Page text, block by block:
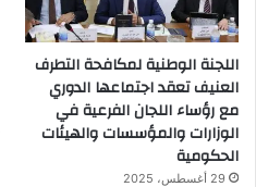
اللجنة الوطنية لمكافحة التطرف
العنيف تعقد اجتماعها الدوري
مع رؤساء اللجان الفرعية في
الوزارات والمؤسسات والهيئات
الحكومية
29 أغسطس، 2025